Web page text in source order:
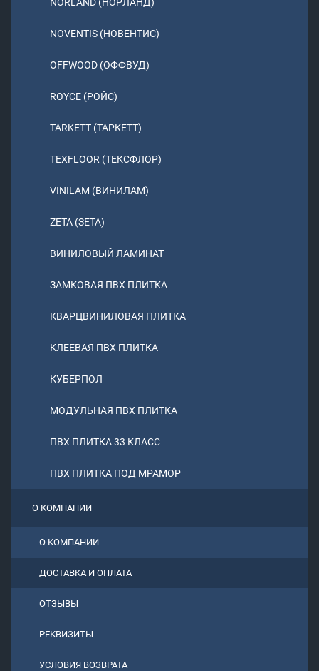
NOVENTIS (НОВЕНТИС)
OFFWOOD (ОФФВУД)
ROYCE (РОЙС)
TARKETT (ТАРКЕТТ)
TEXFLOOR (ТЕКСФЛОР)
VINILAM (ВИНИЛАМ)
ZETA (ЗЕТА)
ВИНИЛОВЫЙ ЛАМИНАТ
ЗАМКОВАЯ ПВХ ПЛИТКА
КВАРЦВИНИЛОВАЯ ПЛИТКА
КЛЕЕВАЯ ПВХ ПЛИТКА
КУБЕРПОЛ
МОДУЛЬНАЯ ПВХ ПЛИТКА
ПВХ ПЛИТКА 33 КЛАСС
ПВХ ПЛИТКА ПОД МРАМОР
О КОМПАНИИ
О КОМПАНИИ
ДОСТАВКА И ОПЛАТА
ОТЗЫВЫ
РЕКВИЗИТЫ
УСЛОВИЯ ВОЗВРАТА